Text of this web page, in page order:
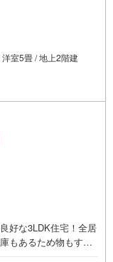
室5畳 / 地上2階建
好な3LDK住宅！全居
もあるため物もすっ